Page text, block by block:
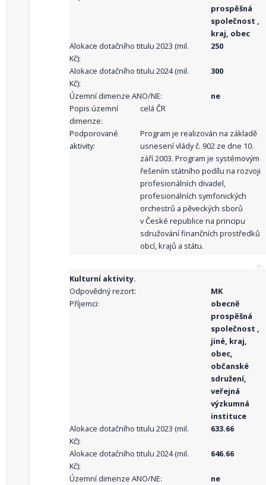
prospěšná
společnost ,
kraj, obec
Alokace dotačního titulu 2023 (mil.
Kč):
250
Alokace dotačního titulu 2024 (mil.
Kč):
300
Územní dimenze ANO/NE:
ne
Popis územní
dimenze:
celá ČR
Podporované
aktivity:
Program je realizován na základě
usnesení vlády č. 902 ze dne 10.
září 2003. Program je systémovým
řešením státního podílu na rozvoji
profesionálních divadel,
profesionálních symfonických
orchestrů a pěveckých sborů
v České republice na principu
sdružování finančních prostředků
obcí, krajů a státu.
Kulturní aktivity.
Odpovědný rezort:
MK
Příjemci:
obecně
prospěšná
společnost ,
jiné, kraj,
obec,
občanské
sdružení,
veřejná
výzkumná
instituce
Alokace dotačního titulu 2023 (mil.
Kč):
633.66
Alokace dotačního titulu 2024 (mil.
Kč):
646.66
Územní dimenze ANO/NE:
ne